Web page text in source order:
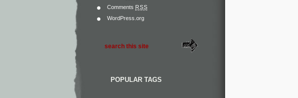
Comments RSS
WordPress.org
POPULAR TAGS